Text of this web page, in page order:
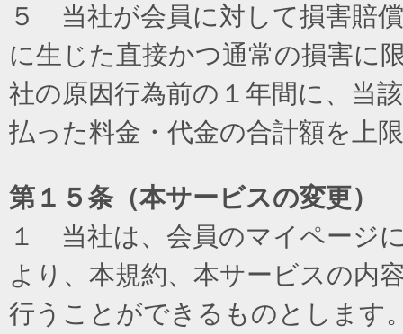
５ 当社が会員に対して損害賠
に生じた直接かつ通常の損害に
社の原因行為前の１年間に、当
払った料金・代金の合計額を上
第１５条（本サービスの変更）
１ 当社は、会員のマイページ
より、本規約、本サービスの内
行うことができるものとします